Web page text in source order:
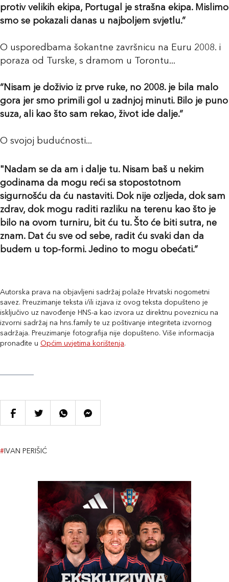
protiv velikih ekipa, Portugal je strašna ekipa. Mislimo
smo se pokazali danas u najboljem svjetlu.”
O usporedbama šokantne završnicu na Euru 2008. i
poraza od Turske, s dramom u Torontu...
“Nisam je doživio iz prve ruke, no 2008. je bila malo
gora jer smo primili gol u zadnjoj minuti. Bilo je puno
suza, ali kao što sam rekao, život ide dalje.”
O svojoj budućnosti...
"Nadam se da am i dalje tu. Nisam baš u nekim
godinama da mogu reći sa stopostotnom
sigurnošću da ću nastaviti. Dok nije ozljeda, dok sam
zdrav, dok mogu raditi razliku na terenu kao što je
bilo na ovom turniru, bit ću tu. Što će biti sutra, ne
znam. Dat ću sve od sebe, radit ću svaki dan da
budem u top-formi. Jedino to mogu obećati.”
Autorska prava na objavljeni sadržaj polaže Hrvatski nogometni
savez. Preuzimanje teksta i/ili izjava iz ovog teksta dopušteno je
isključivo uz navođenje HNS-a kao izvora uz direktnu poveznicu na
izvorni sadržaj na hns.family te uz poštivanje integriteta izvornog
sadržaja. Preuzimanje fotografija nije dopušteno. Više informacija
pronađite u Općim uvjetima korištenja.
# IVAN PERIŠIĆ